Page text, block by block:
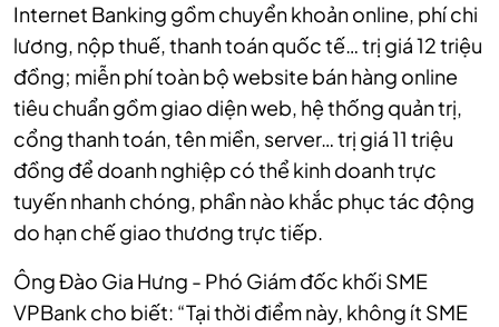
Internet Banking gồm chuyển khoản online, phí chi
lương, nộp thuế, thanh toán quốc tế… trị giá 12 triệu
đồng; miễn phí toàn bộ website bán hàng online
tiêu chuẩn gồm giao diện web, hệ thống quản trị,
cổng thanh toán, tên miền, server… trị giá 11 triệu
đồng để doanh nghiệp có thể kinh doanh trực
tuyến nhanh chóng, phần nào khắc phục tác động
do hạn chế giao thương trực tiếp.
Ông Đào Gia Hưng - Phó Giám đốc khối SME
VPBank cho biết: “Tại thời điểm này, không ít SME